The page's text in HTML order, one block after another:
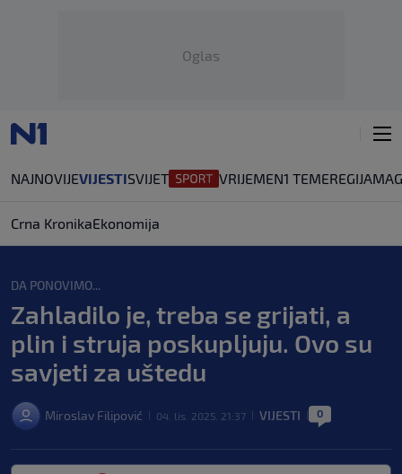
Oglas
NAJNOVIJEVIJESTISVIJET VRIJEMEN1 TEMEREGIJA
Crna KronikaEkonomija
DA PONOVIMO...
Zahladilo je, treba se grijati, a
plin i struja poskupljuju. Ovo su
savjeti za uštedu
Miroslav Filipović 04. lis. 2025. 21:37 VIJESTI 0